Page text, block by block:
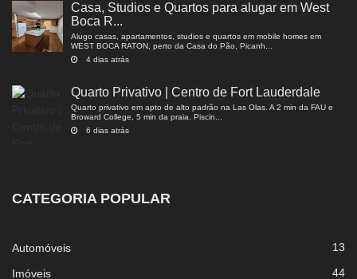
Casa, Studios e Quartos para alugar em West
Boca R...
Alugo casas, apartamentos, studios e quartos em mobile homes em
WEST BOCA RATON, perto da Casa do Pão, Picanh...
4 dias atrás
Quarto Privativo | Centro de Fort Lauderdale
Quarto privativo em apto de alto padrão na Las Olas. A 2 min da FAU e
Broward College, 5 min da praia. Piscin...
6 dias atrás
CATEGORIA POPULAR
Automóveis 13
Imóveis 44